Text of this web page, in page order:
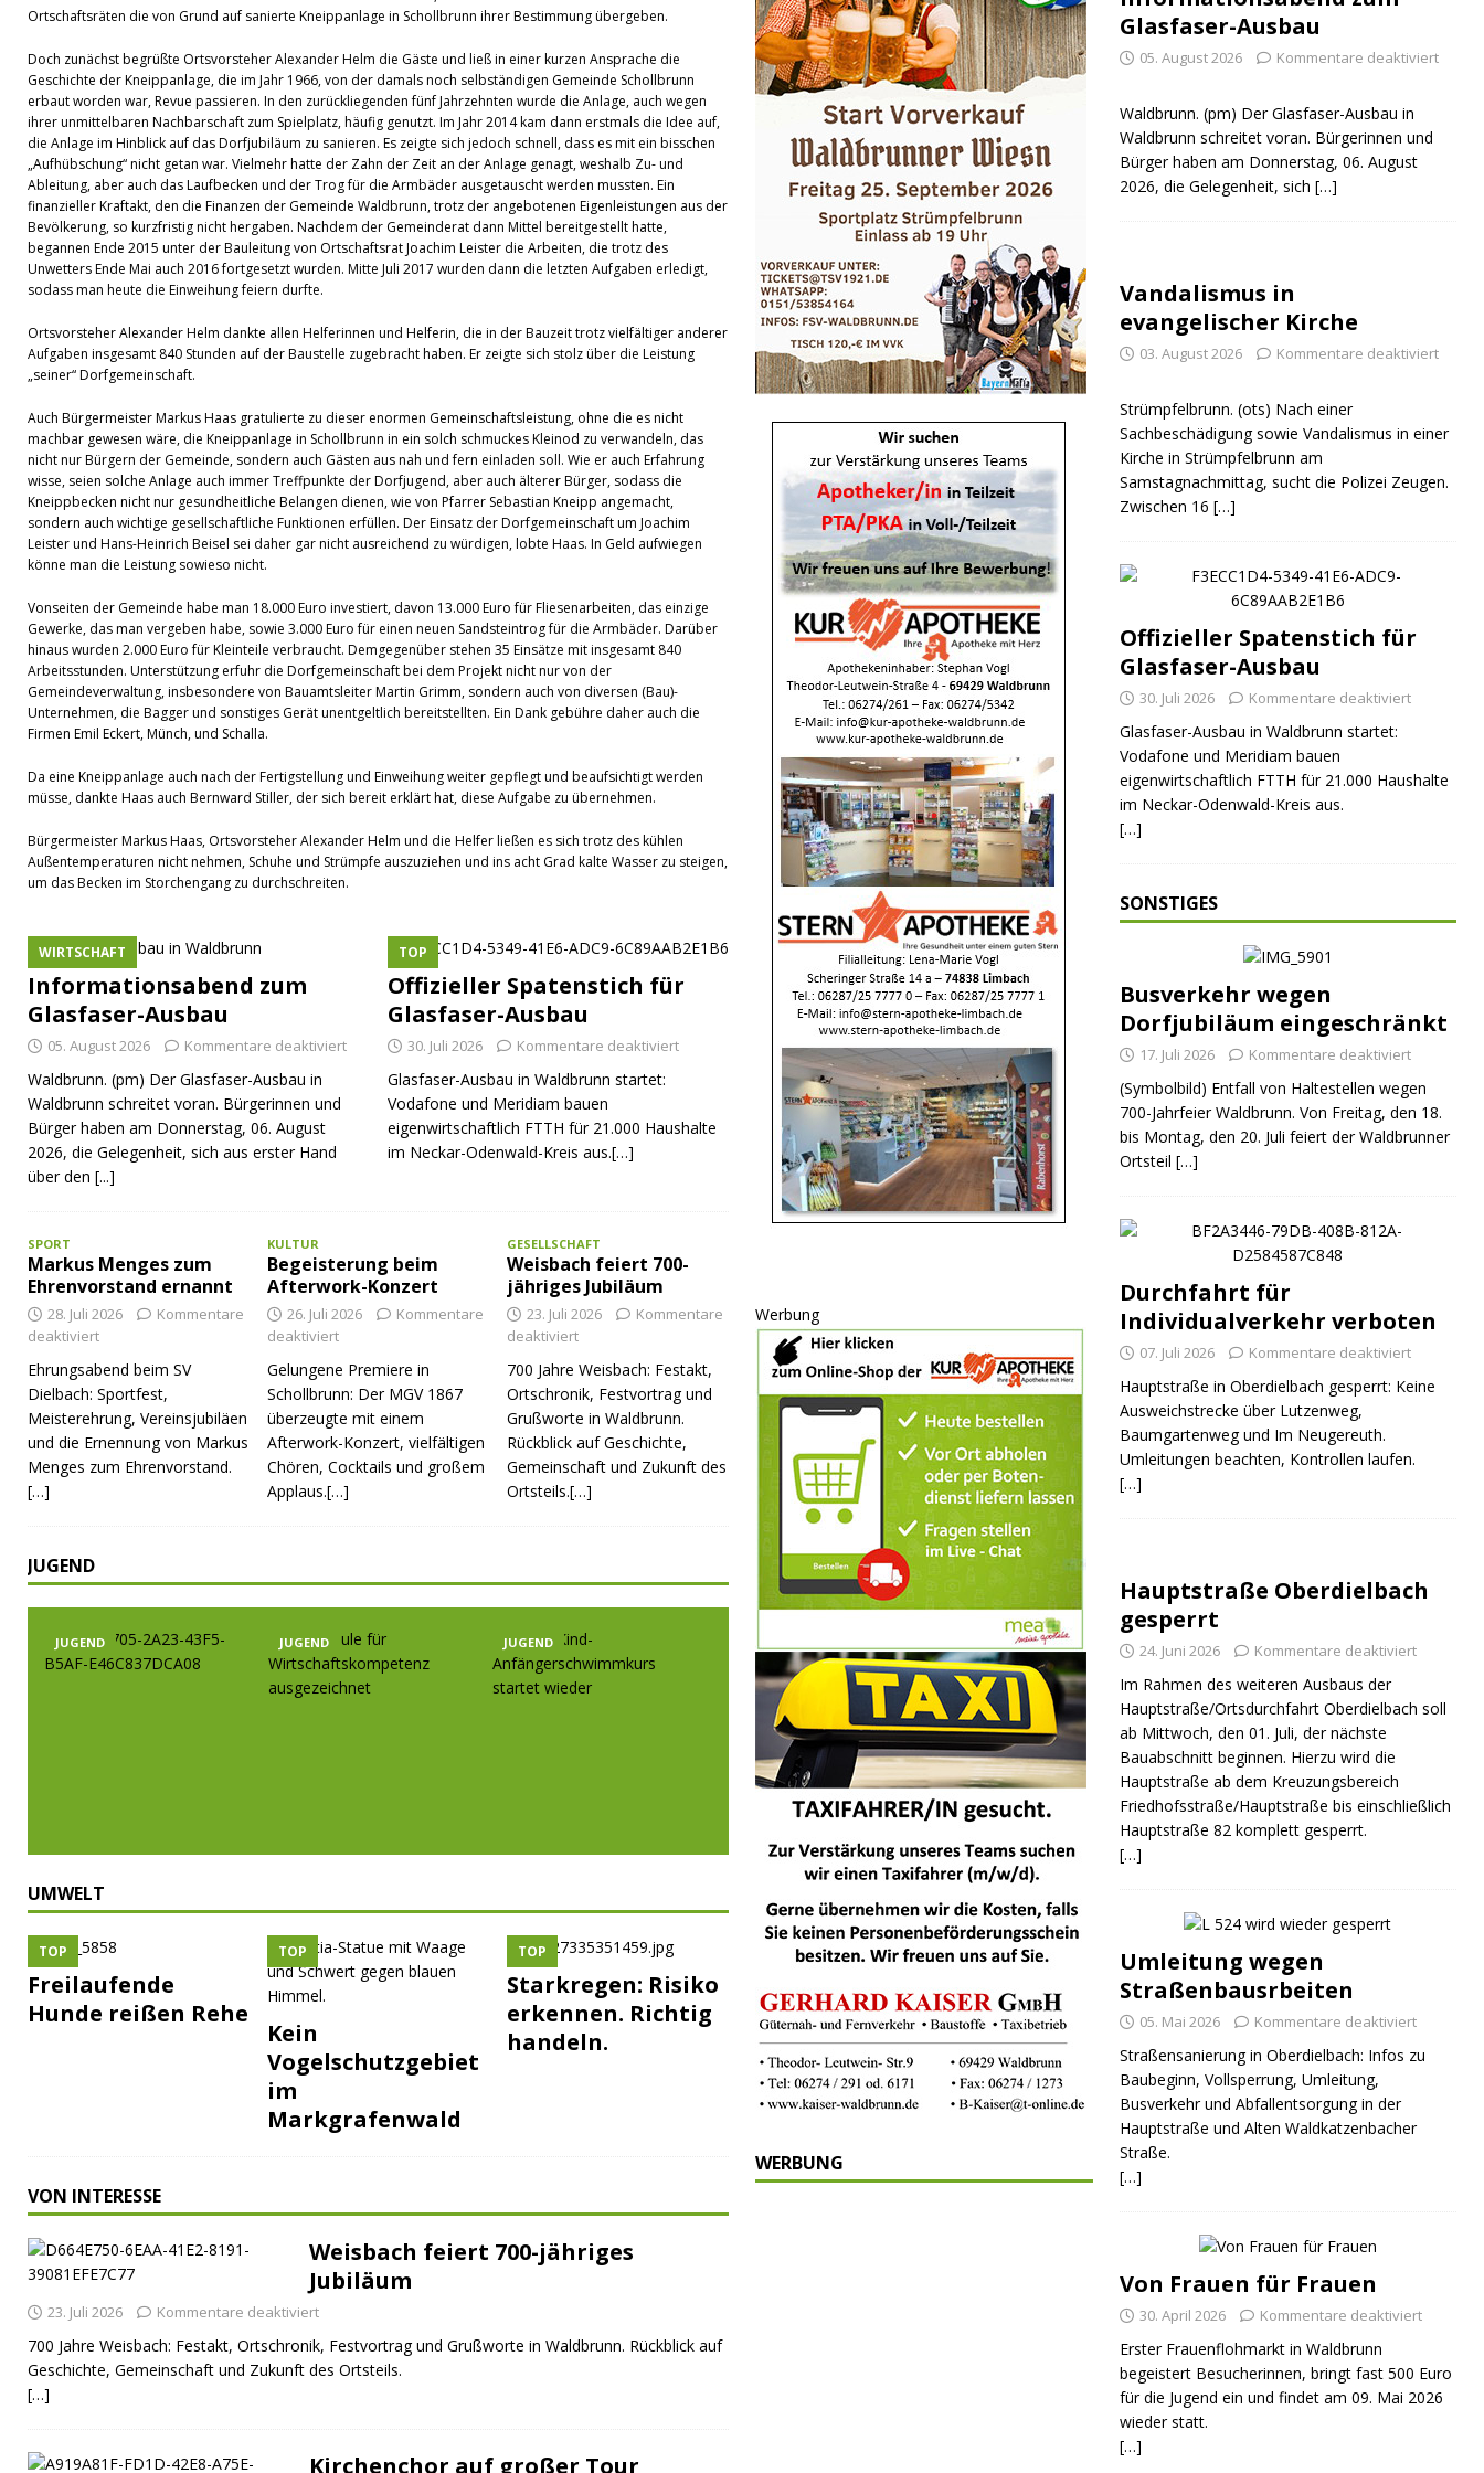
Ortschaftsräten die von Grund auf sanierte Kneippanlage in Schollbrunn ihrer Bestimmung übergeben.
Doch zunächst begrüßte Ortsvorsteher Alexander Helm die Gäste und ließ in einer kurzen Ansprache die
Geschichte der Kneippanlage, die im Jahr 1966, von der damals noch selbständigen Gemeinde Schollbrunn
erbaut worden war, Revue passieren. In den zurückliegenden fünf Jahrzehnten wurde die Anlage, auch wegen
ihrer unmittelbaren Nachbarschaft zum Spielplatz, häufig genutzt. Im Jahr 2014 kam dann erstmals die Idee auf,
die Anlage im Hinblick auf das Dorfjubiläum zu sanieren. Es zeigte sich jedoch schnell, dass es mit ein bisschen
„Aufhübschung“ nicht getan war. Vielmehr hatte der Zahn der Zeit an der Anlage genagt, weshalb Zu- und
Ableitung, aber auch das Laufbecken und der Trog für die Armbäder ausgetauscht werden mussten. Ein
finanzieller Kraftakt, den die Finanzen der Gemeinde Waldbrunn, trotz der angebotenen Eigenleistungen aus der
Bevölkerung, so kurzfristig nicht hergaben. Nachdem der Gemeinderat dann Mittel bereitgestellt hatte,
begannen Ende 2015 unter der Bauleitung von Ortschaftsrat Joachim Leister die Arbeiten, die trotz des
Unwetters Ende Mai auch 2016 fortgesetzt wurden. Mitte Juli 2017 wurden dann die letzten Aufgaben erledigt,
sodass man heute die Einweihung feiern durfte.
Ortsvorsteher Alexander Helm dankte allen Helferinnen und Helferin, die in der Bauzeit trotz vielfältiger anderer
Aufgaben insgesamt 840 Stunden auf der Baustelle zugebracht haben. Er zeigte sich stolz über die Leistung
„seiner“ Dorfgemeinschaft.
Auch Bürgermeister Markus Haas gratulierte zu dieser enormen Gemeinschaftsleistung, ohne die es nicht
machbar gewesen wäre, die Kneippanlage in Schollbrunn in ein solch schmuckes Kleinod zu verwandeln, das
nicht nur Bürgern der Gemeinde, sondern auch Gästen aus nah und fern einladen soll. Wie er auch Erfahrung
wisse, seien solche Anlage auch immer Treffpunkte der Dorfjugend, aber auch älterer Bürger, sodass die
Kneippbecken nicht nur gesundheitliche Belangen dienen, wie von Pfarrer Sebastian Kneipp angemacht,
sondern auch wichtige gesellschaftliche Funktionen erfüllen. Der Einsatz der Dorfgemeinschaft um Joachim
Leister und Hans-Heinrich Beisel sei daher gar nicht ausreichend zu würdigen, lobte Haas. In Geld aufwiegen
könne man die Leistung sowieso nicht.
Vonseiten der Gemeinde habe man 18.000 Euro investiert, davon 13.000 Euro für Fliesenarbeiten, das einzige
Gewerke, das man vergeben habe, sowie 3.000 Euro für einen neuen Sandsteintrog für die Armbäder. Darüber
hinaus wurden 2.000 Euro für Kleinteile verbraucht. Demgegenüber stehen 35 Einsätze mit insgesamt 840
Arbeitsstunden. Unterstützung erfuhr die Dorfgemeinschaft bei dem Projekt nicht nur von der
Gemeindeverwaltung, insbesondere von Bauamtsleiter Martin Grimm, sondern auch von diversen (Bau)-
Unternehmen, die Bagger und sonstiges Gerät unentgeltlich bereitstellten. Ein Dank gebühre daher auch die
Firmen Emil Eckert, Münch, und Schalla.
Da eine Kneippanlage auch nach der Fertigstellung und Einweihung weiter gepflegt und beaufsichtigt werden
müsse, dankte Haas auch Bernward Stiller, der sich bereit erklärt hat, diese Aufgabe zu übernehmen.
Bürgermeister Markus Haas, Ortsvorsteher Alexander Helm und die Helfer ließen es sich trotz des kühlen
Außentemperaturen nicht nehmen, Schuhe und Strümpfe auszuziehen und ins acht Grad kalte Wasser zu steigen,
um das Becken im Storchengang zu durchschreiten.
Informationsabend zum
Glasfaser-Ausbau
WIRTSCHAFT
05. August 2026 Kommentare deaktiviert
Waldbrunn. (pm) Der Glasfaser-Ausbau in
Waldbrunn schreitet voran. Bürgerinnen und
Bürger haben am Donnerstag, 06. August
2026, die Gelegenheit, sich aus erster Hand
über den [...]
Offizieller Spatenstich für
Glasfaser-Ausbau
TOP
30. Juli 2026 Kommentare deaktiviert
Glasfaser-Ausbau in Waldbrunn startet:
Vodafone und Meridiam bauen
eigenwirtschaftlich FTTH für 21.000 Haushalte
im Neckar-Odenwald-Kreis aus.[…]
SPORT
Markus Menges zum
Ehrenvorstand ernannt
28. Juli 2026
Kommentare
deaktiviert
Ehrungsabend beim SV
Dielbach: Sportfest,
Meisterehrung, Vereinsjubiläen
und die Ernennung von Markus
Menges zum Ehrenvorstand.
[…]
KULTUR
Begeisterung beim
Afterwork-Konzert
26. Juli 2026
Kommentare
deaktiviert
Gelungene Premiere in
Schollbrunn: Der MGV 1867
überzeugte mit einem
Afterwork-Konzert, vielfältigen
Chören, Cocktails und großem
Applaus.[…]
GESELLSCHAFT
Weisbach feiert 700-
jähriges Jubiläum
23. Juli 2026
Kommentare
deaktiviert
700 Jahre Weisbach: Festakt,
Ortschronik, Festvortrag und
Grußworte in Waldbrunn.
Rückblick auf Geschichte,
Gemeinschaft und Zukunft des
Ortsteils.[…]
JUGEND
JUGEND JUGEND JUGEND JUGEND JUGEND JUGEND
UMWELT
TOP
Freilaufende
Hunde reißen Rehe
TOP
Kein
Vogelschutzgebiet
im
Markgrafenwald
TOP
Starkregen: Risiko
erkennen. Richtig
handeln.
VON INTERESSE
Weisbach feiert 700-jähriges
Jubiläum
23. Juli 2026 Kommentare deaktiviert
700 Jahre Weisbach: Festakt, Ortschronik, Festvortrag und Grußworte in Waldbrunn. Rückblick auf
Geschichte, Gemeinschaft und Zukunft des Ortsteils.
[…]
Kirchenchor auf großer Tour
Werbung
WERBUNG
Glasfaser-Ausbau
05. August 2026 Kommentare deaktiviert
Waldbrunn. (pm) Der Glasfaser-Ausbau in
Waldbrunn schreitet voran. Bürgerinnen und
Bürger haben am Donnerstag, 06. August
2026, die Gelegenheit, sich […]
Vandalismus in
evangelischer Kirche
03. August 2026 Kommentare deaktiviert
Strümpfelbrunn. (ots) Nach einer
Sachbeschädigung sowie Vandalismus in einer
Kirche in Strümpfelbrunn am
Samstagnachmittag, sucht die Polizei Zeugen.
Zwischen 16 […]
Offizieller Spatenstich für
Glasfaser-Ausbau
30. Juli 2026 Kommentare deaktiviert
Glasfaser-Ausbau in Waldbrunn startet:
Vodafone und Meridiam bauen
eigenwirtschaftlich FTTH für 21.000 Haushalte
im Neckar-Odenwald-Kreis aus.
[…]
SONSTIGES
Busverkehr wegen
Dorfjubiläum eingeschränkt
17. Juli 2026 Kommentare deaktiviert
(Symbolbild) Entfall von Haltestellen wegen
700-Jahrfeier Waldbrunn. Von Freitag, den 18.
bis Montag, den 20. Juli feiert der Waldbrunner
Ortsteil […]
Durchfahrt für
Individualverkehr verboten
07. Juli 2026 Kommentare deaktiviert
Hauptstraße in Oberdielbach gesperrt: Keine
Ausweichstrecke über Lutzenweg,
Baumgartenweg und Im Neugereuth.
Umleitungen beachten, Kontrollen laufen.
[…]
Hauptstraße Oberdielbach
gesperrt
24. Juni 2026 Kommentare deaktiviert
Im Rahmen des weiteren Ausbaus der
Hauptstraße/Ortsdurchfahrt Oberdielbach soll
ab Mittwoch, den 01. Juli, der nächste
Bauabschnitt beginnen. Hierzu wird die
Hauptstraße ab dem Kreuzungsbereich
Friedhofsstraße/Hauptstraße bis einschließlich
Hauptstraße 82 komplett gesperrt.
[…]
Umleitung wegen
Straßenbausrbeiten
05. Mai 2026 Kommentare deaktiviert
Straßensanierung in Oberdielbach: Infos zu
Baubeginn, Vollsperrung, Umleitung,
Busverkehr und Abfallentsorgung in der
Hauptstraße und Alten Waldkatzenbacher
Straße.
[…]
Von Frauen für Frauen
30. April 2026 Kommentare deaktiviert
Erster Frauenflohmarkt in Waldbrunn
begeistert Besucherinnen, bringt fast 500 Euro
für die Jugend ein und findet am 09. Mai 2026
wieder statt.
[…]